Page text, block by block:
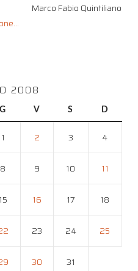
Marco Fabio Quintiliano
2008
G V S D
1 2 3 4
8 9 10 11
15 16 17 18
23 24 25
30 31